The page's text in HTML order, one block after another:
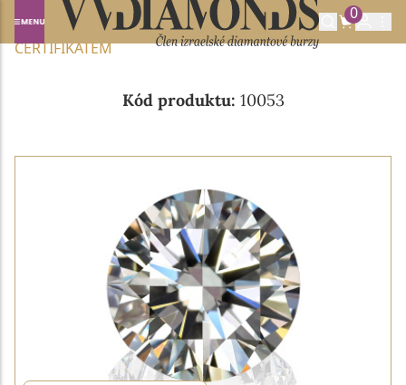
0
Domů NABÍDKA DIAMANTŮ
0.53CT I/VVS1 S GIA
CERTIFIKÁTEM
Kód produktu: 10053